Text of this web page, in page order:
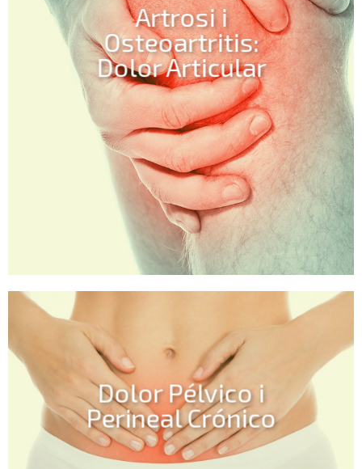
Artrosi i
Osteoartritis:
Dolor Articular
Dolor Pélvico i
Perineal Crónico